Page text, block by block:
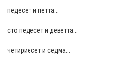
педесет и петта...
сто педесет и деветта...
четириесет и седма...